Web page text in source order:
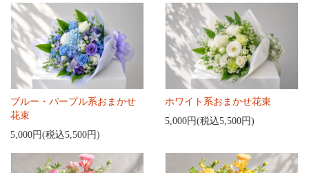
ブルー・パープル系おまかせ
花束
5,000円(税込5,500円)
ホワイト系おまかせ花束
5,000円(税込5,500円)